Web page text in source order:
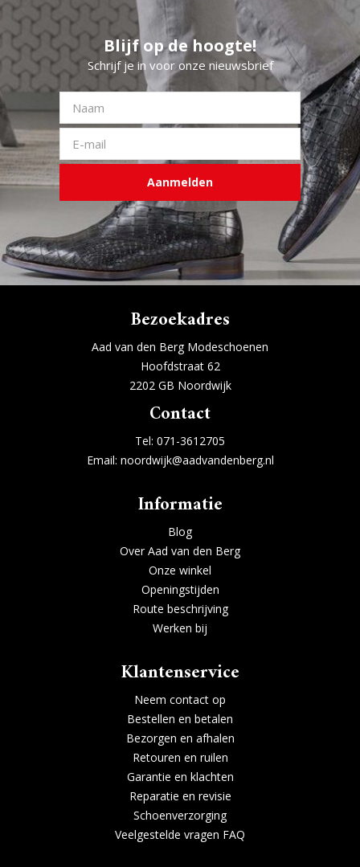
Blijf op de hoogte!
Schrijf je in voor onze nieuwsbrief
Aanmelden
Bezoekadres
Aad van den Berg Modeschoenen
Hoofdstraat 62
2202 GB Noordwijk
Contact
Tel: 071-3612705
Email: noordwijk@aadvandenberg.nl
Informatie
Blog
Over Aad van den Berg
Onze winkel
Openingstijden
Route beschrijving
Werken bij
Klantenservice
Neem contact op
Bestellen en betalen
Bezorgen en afhalen
Retouren en ruilen
Garantie en klachten
Reparatie en revisie
Schoenverzorging
Veelgestelde vragen FAQ